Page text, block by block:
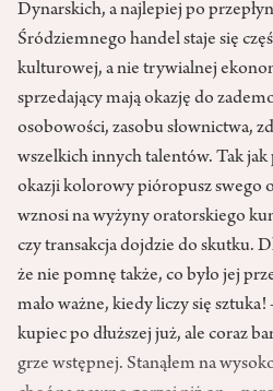
Dynarskich, a najlepiej po
Śródziemnego handel staje się
kulturowej, a nie trywialnej
sprzedający mają okazję do
osobowości, zasobu słownictwa,
wszelkich innych talentów. Tak jak
okazji kolorowy pióropusz swego
wznosi na wyżyny oratorskiego
czy transakcja dojdzie do skutku.
że nie pomnę także, co było jej
mało ważne, kiedy liczy się
kupiec po dłuższej już, ale coraz
grze wstępnej. Stanąłem na